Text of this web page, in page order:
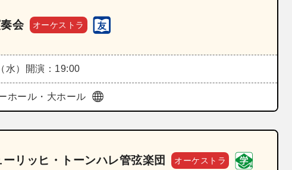
会 オーケストラ
） 開演：19:00
ホール・大ホール
リッヒ・トーンハレ管弦楽団 オーケストラ